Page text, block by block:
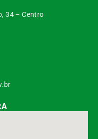
34 – Centro